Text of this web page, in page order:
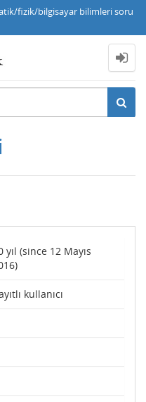
fizik/bilgisayar bilimleri soru
yıl (since 12 Mayıs
kullanıcı